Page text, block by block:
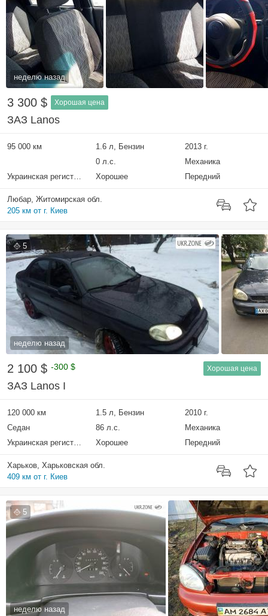
неделю назад
3 300 $ Хорошая цена
ЗАЗ Lanos
95 000 км 1.6 л, Бензин
2013 г.
0 л.с.
Механика
Украинская регистрация
Хорошее Передний
Любар, Житомирская обл.
205 км от г. Киев
5
неделю назад
2 100 $ -300 $ Хорошая цена
ЗАЗ Lanos I
120 000 км 1.5 л, Бензин
2010 г.
Седан
86 л.с.
Механика
Украинская регистрация
Хорошее Передний
Харьков, Харьковская обл.
409 км от г. Киев
5
неделю назад